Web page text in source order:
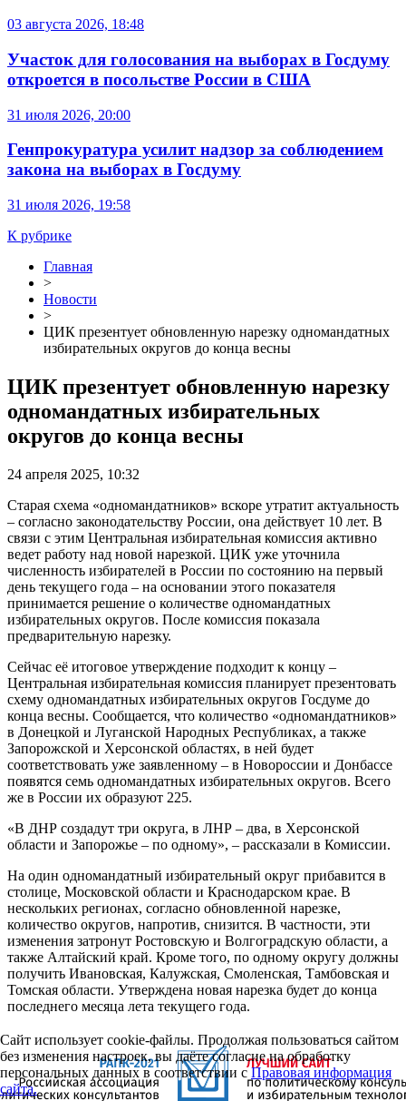
03 августа 2026, 18:48
Участок для голосования на выборах в Госдуму
откроется в посольстве России в США
31 июля 2026, 20:00
Генпрокуратура усилит надзор за соблюдением
закона на выборах в Госдуму
31 июля 2026, 19:58
К рубрике
Главная
>
Новости
>
ЦИК презентует обновленную нарезку одномандатных
избирательных округов до конца весны
ЦИК презентует обновленную нарезку
одномандатных избирательных
округов до конца весны
24 апреля 2025, 10:32
Старая схема «одномандатников» вскоре утратит актуальность
– согласно законодательству России, она действует 10 лет. В
связи с этим Центральная избирательная комиссия активно
ведет работу над новой нарезкой. ЦИК уже уточнила
численность избирателей в России по состоянию на первый
день текущего года – на основании этого показателя
принимается решение о количестве одномандатных
избирательных округов. После комиссия показала
предварительную нарезку.
Cейчас её итоговое утверждение подходит к концу –
Центральная избирательная комиссия планирует презентовать
схему одномандатных избирательных округов Госдуме до
конца весны. Cообщается, что количество «одномандатников»
в Донецкой и Луганской Народных Республиках, а также
Запорожской и Херсонской областях, в ней будет
соответствовать уже заявленному – в Новороссии и Донбассе
появятся семь одномандатных избирательных округов. Всего
же в России их образуют 225.
«В ДНР создадут три округа, в ЛНР – два, в Херсонской
области и Запорожье – по одному», – рассказали в Комиссии.
На один одномандатный избирательный округ прибавится в
столице, Московской области и Краснодарском крае. В
нескольких регионах, согласно обновленной нарезке,
количество округов, напротив, cнизится. В частности, эти
изменения затронут Ростовскую и Волгоградскую области, а
также Алтайский край. Кроме того, по одному округу должны
получить Ивановская, Калужская, Смоленская, Тамбовская и
Томская области. Утверждена новая нарезка будет до конца
последнего месяца лета текущего года.
Сайт использует cookie-файлы. Продолжая пользоваться сайтом
без изменения настроек, вы даёте согласие на обработку
персональных данных в соответствии сПравовая информация
сайта.